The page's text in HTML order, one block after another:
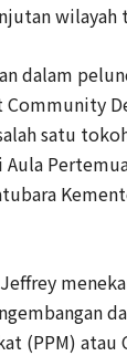
wilayah
dalam
Community
satu
Aula
(PPM)